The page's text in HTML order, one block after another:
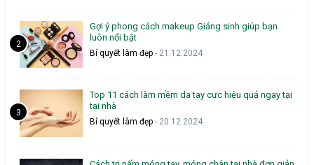
Gợi ý phong cách makeup Giáng sinh giúp bạn
luôn nổi bật
Bí quyết làm đẹp - 21.12.2024
Top 11 cách làm mềm da tay cực hiệu quả ngay tại
tại nhà
Bí quyết làm đẹp - 20.12.2024